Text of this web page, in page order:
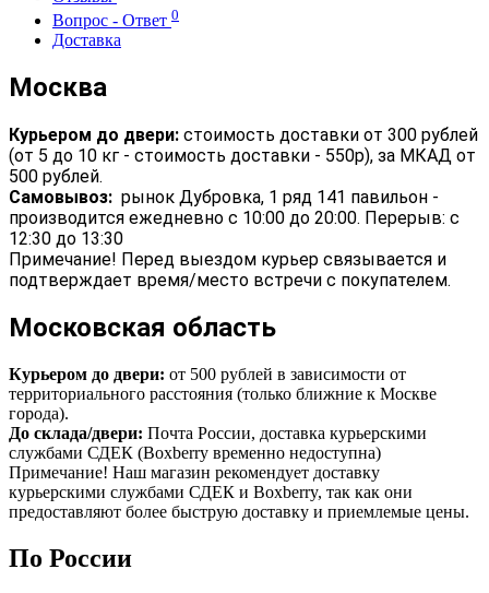
Вопрос - Ответ 0
Доставка
Москва
Курьером до двери: стоимость доставки от 300 рублей
(от 5 до 10 кг - стоимость доставки - 550р), за МКАД от
500 рублей.
Самовывоз: рынок Дубровка, 1 ряд 141 павильон -
производится ежедневно с 10:00 до 20:00. Перерыв: с
12:30 до 13:30
Примечание! Перед выездом курьер связывается и
подтверждает время/место встречи с покупателем.
Московская область
Курьером до двери: от 500 рублей в зависимости от
территориального расстояния (только ближние к Москве
города).
До склада/двери: Почта России, доставка курьерскими
службами СДЕК (Boxberry временно недоступна)
Примечание! Наш магазин рекомендует доставку
курьерскими службами СДЕК и Boxberry, так как они
предоставляют более быструю доставку и приемлемые цены.
По России